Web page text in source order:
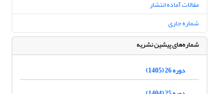
مقالات آماده انتشار
شماره جاری
شماره‌های پیشین نشریه
دوره 26 (1405)